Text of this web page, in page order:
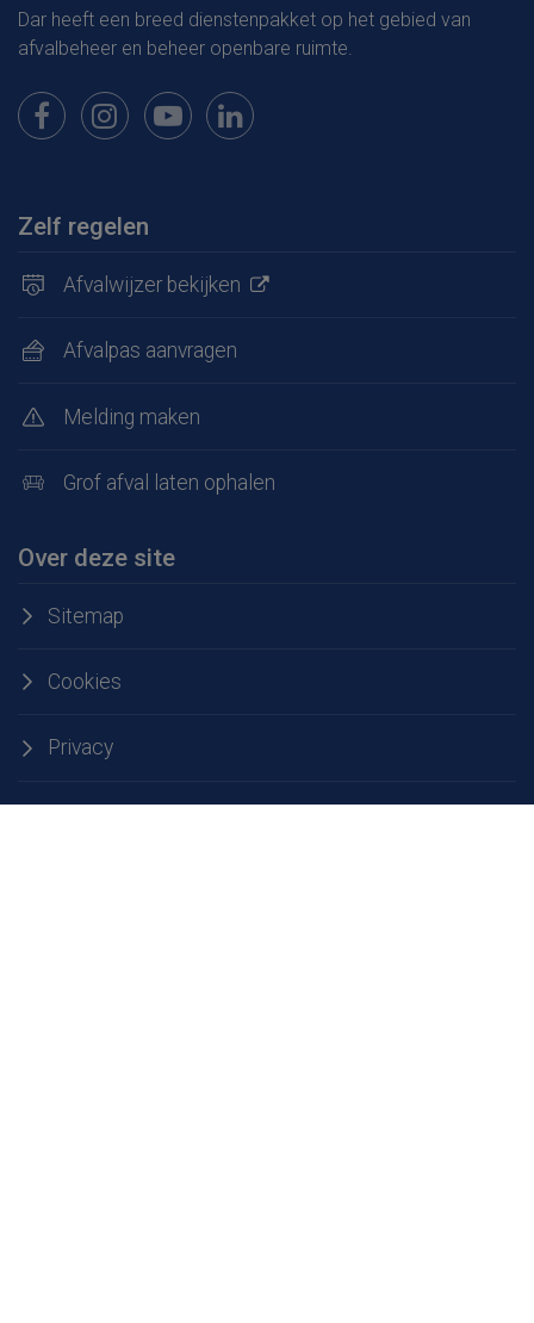
Dar heeft een breed dienstenpakket op het gebied van
afvalbeheer en beheer openbare ruimte.
Bekijk onze pagina op Facebook
Bekijk onze pagina op Instagram
Bekijk onze pagina op Youtube
Bekijk onze pagina op LinkedIn
Zelf regelen
Afvalwijzer bekijken
Afvalpas aanvragen
Melding maken
Grof afval laten ophalen
Over deze site
Sitemap
Cookies
Privacy